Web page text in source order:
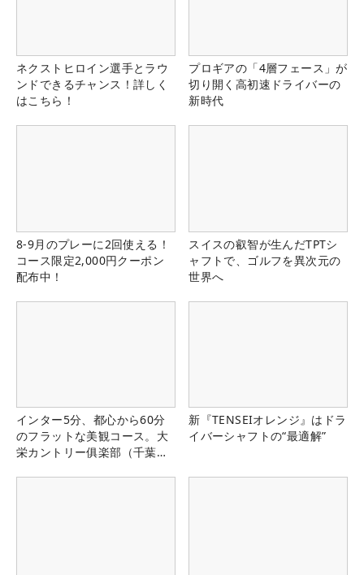
ネクストヒロイン選手とラウ
ンドできるチャンス！詳しく
はこちら！
プロギアの「4層フェース」が
切り開く高初速ドライバーの
新時代
8-9月のプレーに2回使える！
コース限定2,000円クーポン
配布中！
スイスの叡智が生んだTPTシ
ャフトで、ゴルフを異次元の
世界へ
インター5分、都心から60分
のフラットな美観コース。大
栄カントリー俱楽部（千葉
新『TENSEIオレンジ』はドラ
イバーシャフトの“最適解”